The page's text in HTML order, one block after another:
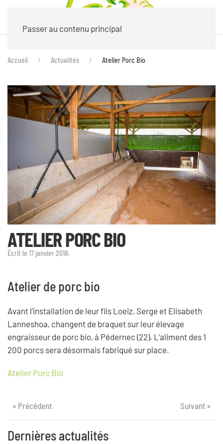
Passer au contenu principal
Accueil Actualités Atelier Porc Bio
ATELIER PORC BIO
Écrit le 17 janvier 2018.
Atelier de porc bio
Avant l’installation de leur fils Loeiz, Serge et Elisabeth
Lanneshoa, changent de braquet sur leur élevage
engraisseur de porc bio, à Pédernec (22). L’aliment des 1
200 porcs sera désormais fabriqué sur place.
Atelier Porc Bio
« Précédent Suivant »
Dernières actualités